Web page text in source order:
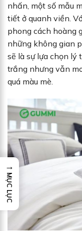
nhấn, một số mẫu
tiết ở quanh viền.
phong cách hoàng
những không gian
sẽ là sự lựa chọn lý
trắng nhưng vẫn
quá màu mè.
→
MỤC LỤC